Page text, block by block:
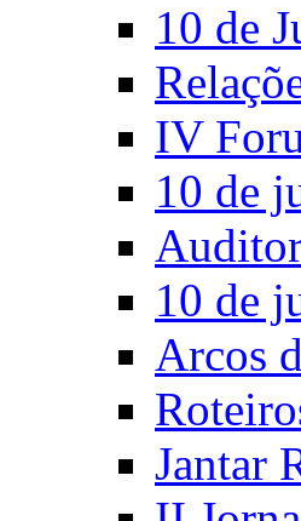
10 de
IV
10 de
10 de
Arcos
Jantar